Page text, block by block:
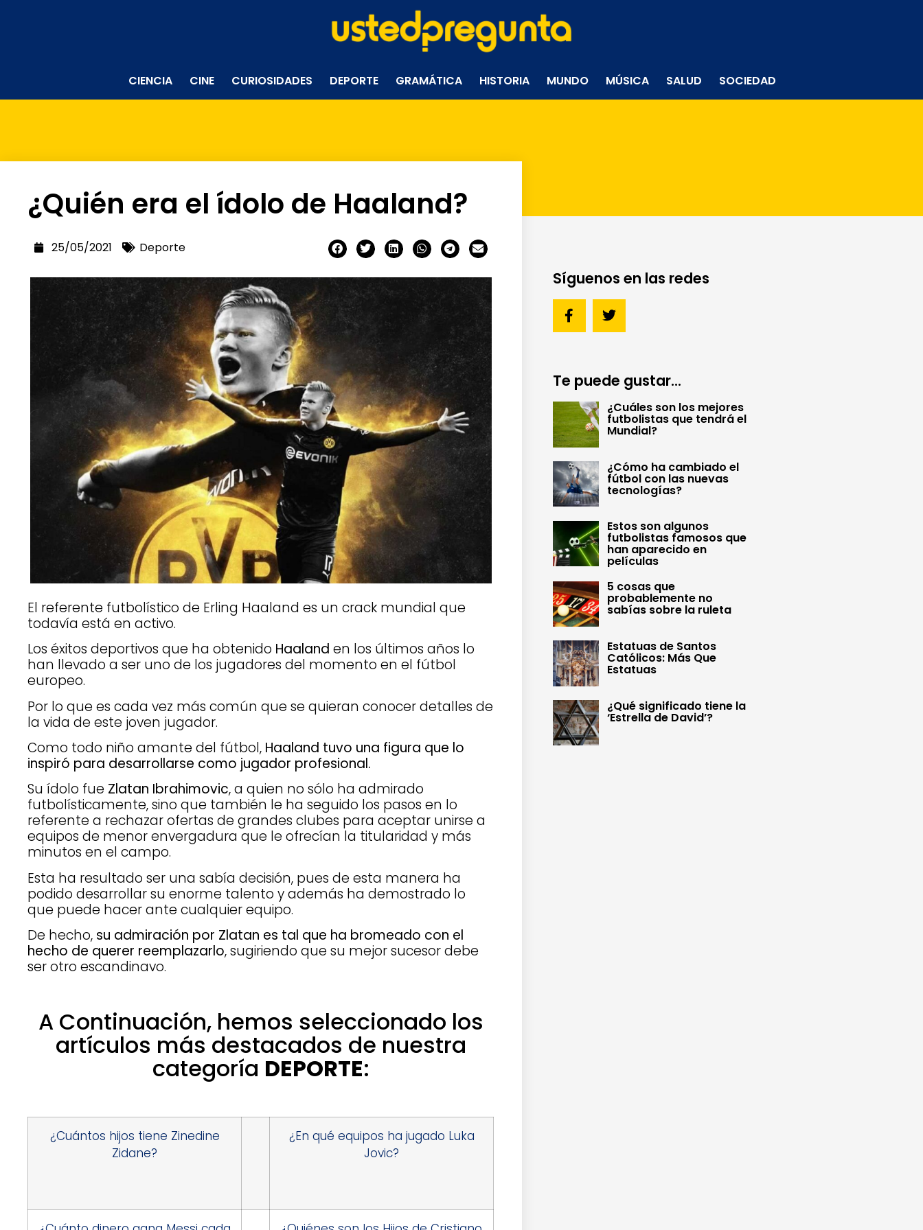
CIENCIA CINE CURIOSIDADES DEPORTE GRAMÁTICA HISTORIA MUNDO MÚSICA SALUD SOCIEDAD
¿Quién era el ídolo de Haaland?
25/05/2021 Deporte
El referente futbolístico de Erling Haaland es un crack mundial que
todavía está en activo.
Los éxitos deportivos que ha obtenido Haaland en los últimos años lo
han llevado a ser uno de los jugadores del momento en el fútbol
europeo.
Por lo que es cada vez más común que se quieran conocer detalles de
la vida de este joven jugador.
Como todo niño amante del fútbol, Haaland tuvo una figura que lo
inspiró para desarrollarse como jugador profesional.
Su ídolo fue Zlatan Ibrahimovic, a quien no sólo ha admirado
futbolísticamente, sino que también le ha seguido los pasos en lo
referente a rechazar ofertas de grandes clubes para aceptar unirse a
equipos de menor envergadura que le ofrecían la titularidad y más
minutos en el campo.
Esta ha resultado ser una sabía decisión, pues de esta manera ha
podido desarrollar su enorme talento y además ha demostrado lo
que puede hacer ante cualquier equipo.
De hecho, su admiración por Zlatan es tal que ha bromeado con el
hecho de querer reemplazarlo, sugiriendo que su mejor sucesor debe
ser otro escandinavo.
A Continuación, hemos seleccionado los
artículos más destacados de nuestra
categoría DEPORTE:
¿Cuántos hijos tiene Zinedine
Zidane?
¿En qué equipos ha jugado Luka
Jovic?
Síguenos en las redes
Te puede gustar...
¿Cuáles son los mejores
futbolistas que tendrá el
Mundial?
¿Cómo ha cambiado el
fútbol con las nuevas
tecnologías?
Estos son algunos
futbolistas famosos que
han aparecido en
películas
5 cosas que
probablemente no
sabías sobre la ruleta
Estatuas de Santos
Católicos: Más Que
Estatuas
¿Qué significado tiene la
‘Estrella de David’?